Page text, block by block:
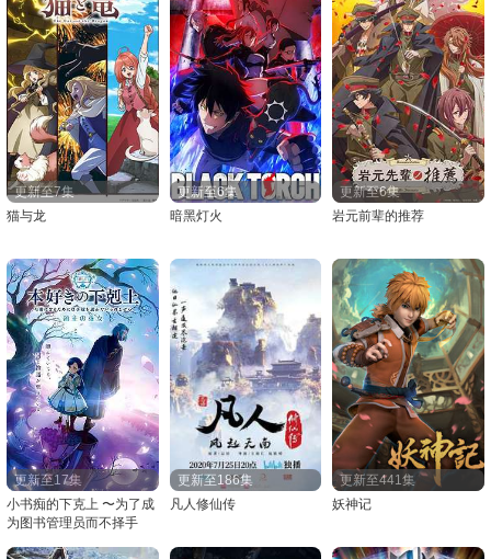
更新至7集
猫与龙
更新至6集
暗黑灯火
更新至6集
岩元前辈的推荐
更新至17集
小书痴的下克上 〜为了成
为图书管理员而不择手
更新至186集
凡人修仙传
更新至441集
妖神记